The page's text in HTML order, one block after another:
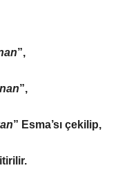
”,
”,
” Esma’sı çekilip,